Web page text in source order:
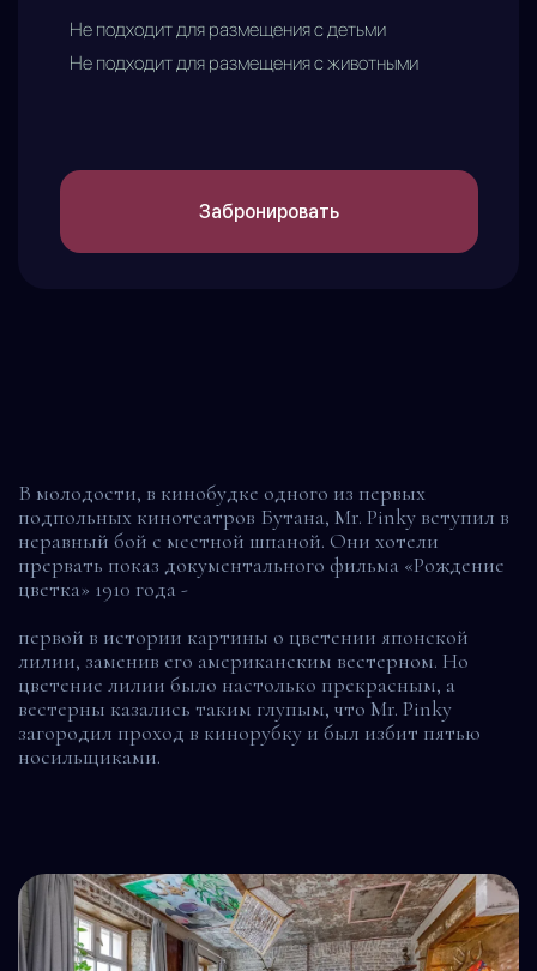
Не подходит для размещения с детьми
Не подходит для размещения с животными
Забронировать
В молодости, в кинобудке одного из первых
подпольных кинотеатров Бутана, Mr. Pinky вступил в
неравный бой с местной шпаной. Они хотели
прервать показ документального фильма «Рождение
цветка» 1910 года -
первой в истории картины о цветении японской
лилии, заменив его американским вестерном. Но
цветение лилии было настолько прекрасным, а
вестерны казались таким глупым, что Mr. Pinky
загородил проход в кинорубку и был избит пятью
носильщиками.